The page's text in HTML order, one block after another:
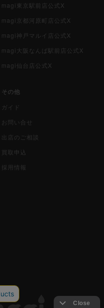
magi東京駅前店公式X
magi京都河原町店公式X
magi神戸マルイ店公式X
magi大阪なんば駅前店公式X
magi仙台店公式X
その他
ガイド
お問い合せ
出店のご相談
買取申込
採用情報